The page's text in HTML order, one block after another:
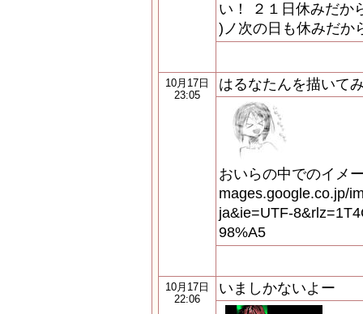
い！ ２１日休みだか
)ノ次の日も休みだか
10月17日
23:05
はるなたんを描いて
おいらの中でのイメ
mages.google.co.jp/
ja&ie=UTF-
98%A5
10月17日
22:06
いましかないよー